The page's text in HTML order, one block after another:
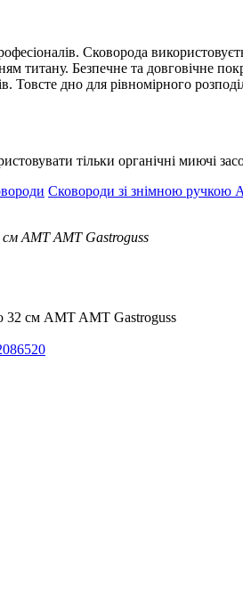
Сковорода
титану. Безпечне та довговічне
Товсте дно для рівномірного
тільки органічні миючі
Сковороди зі знімною
AMT AMT Gastroguss